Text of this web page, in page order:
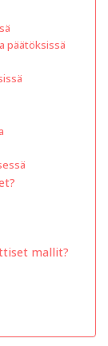
päätöksissä
mallit?